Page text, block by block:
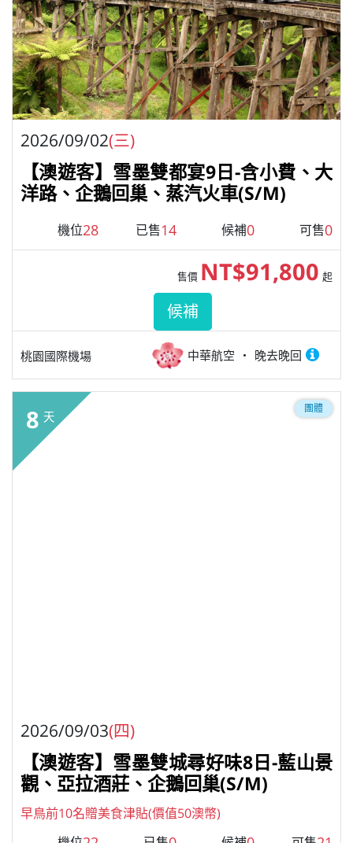
2026/09/02(三)
【澳遊客】雪墨雙都宴9日-含小費、大
洋路、企鵝回巢、蒸汽火車(S/M)
機位28 已售14 候補0 可售0
桃園國際機場 中華航空 晚去晚回
售價 NT$91,800 起
候補
8 天
團體
2026/09/03(四)
【澳遊客】雪墨雙城尋好味8日-藍山景
觀、亞拉酒莊、企鵝回巢(S/M)
早鳥前10名贈美食津貼(價值50澳幣)